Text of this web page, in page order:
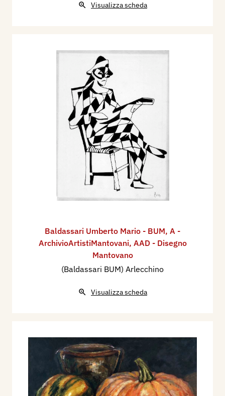
Visualizza scheda
Baldassari Umberto Mario - BUM, A -
ArchivioArtistiMantovani, AAD - Disegno
Mantovano
(Baldassari BUM) Arlecchino
Visualizza scheda